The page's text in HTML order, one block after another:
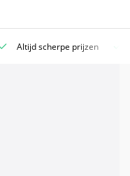
Altijd scherpe prijzen